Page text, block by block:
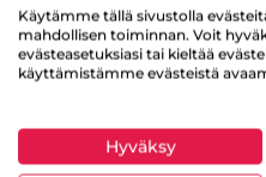
josta tyydyttynyttä rasvaa
Hiilihydraatteja
Kuitua
Käytämme tällä sivustolla
mahdollisen toiminnan. Voit
evästeasetuksiasi tai kieltää
käyttämistämme evästeistä
Hyväksy